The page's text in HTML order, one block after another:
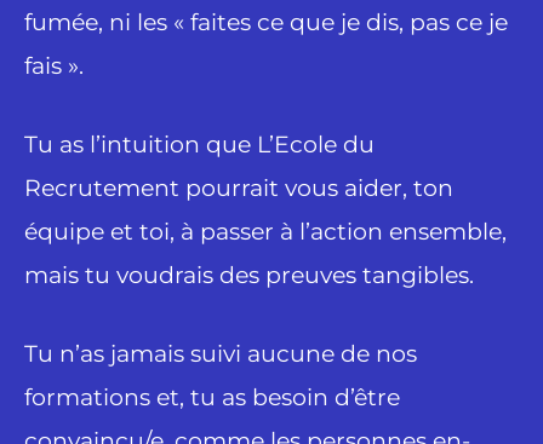
fumée, ni les « faites ce que je dis, pas ce je
fais ».
Tu as l’intuition que L’Ecole du
Recrutement pourrait vous aider, ton
équipe et toi, à passer à l’action ensemble,
mais tu voudrais des preuves tangibles.
Tu n’as jamais suivi aucune de nos
formations et, tu as besoin d’être